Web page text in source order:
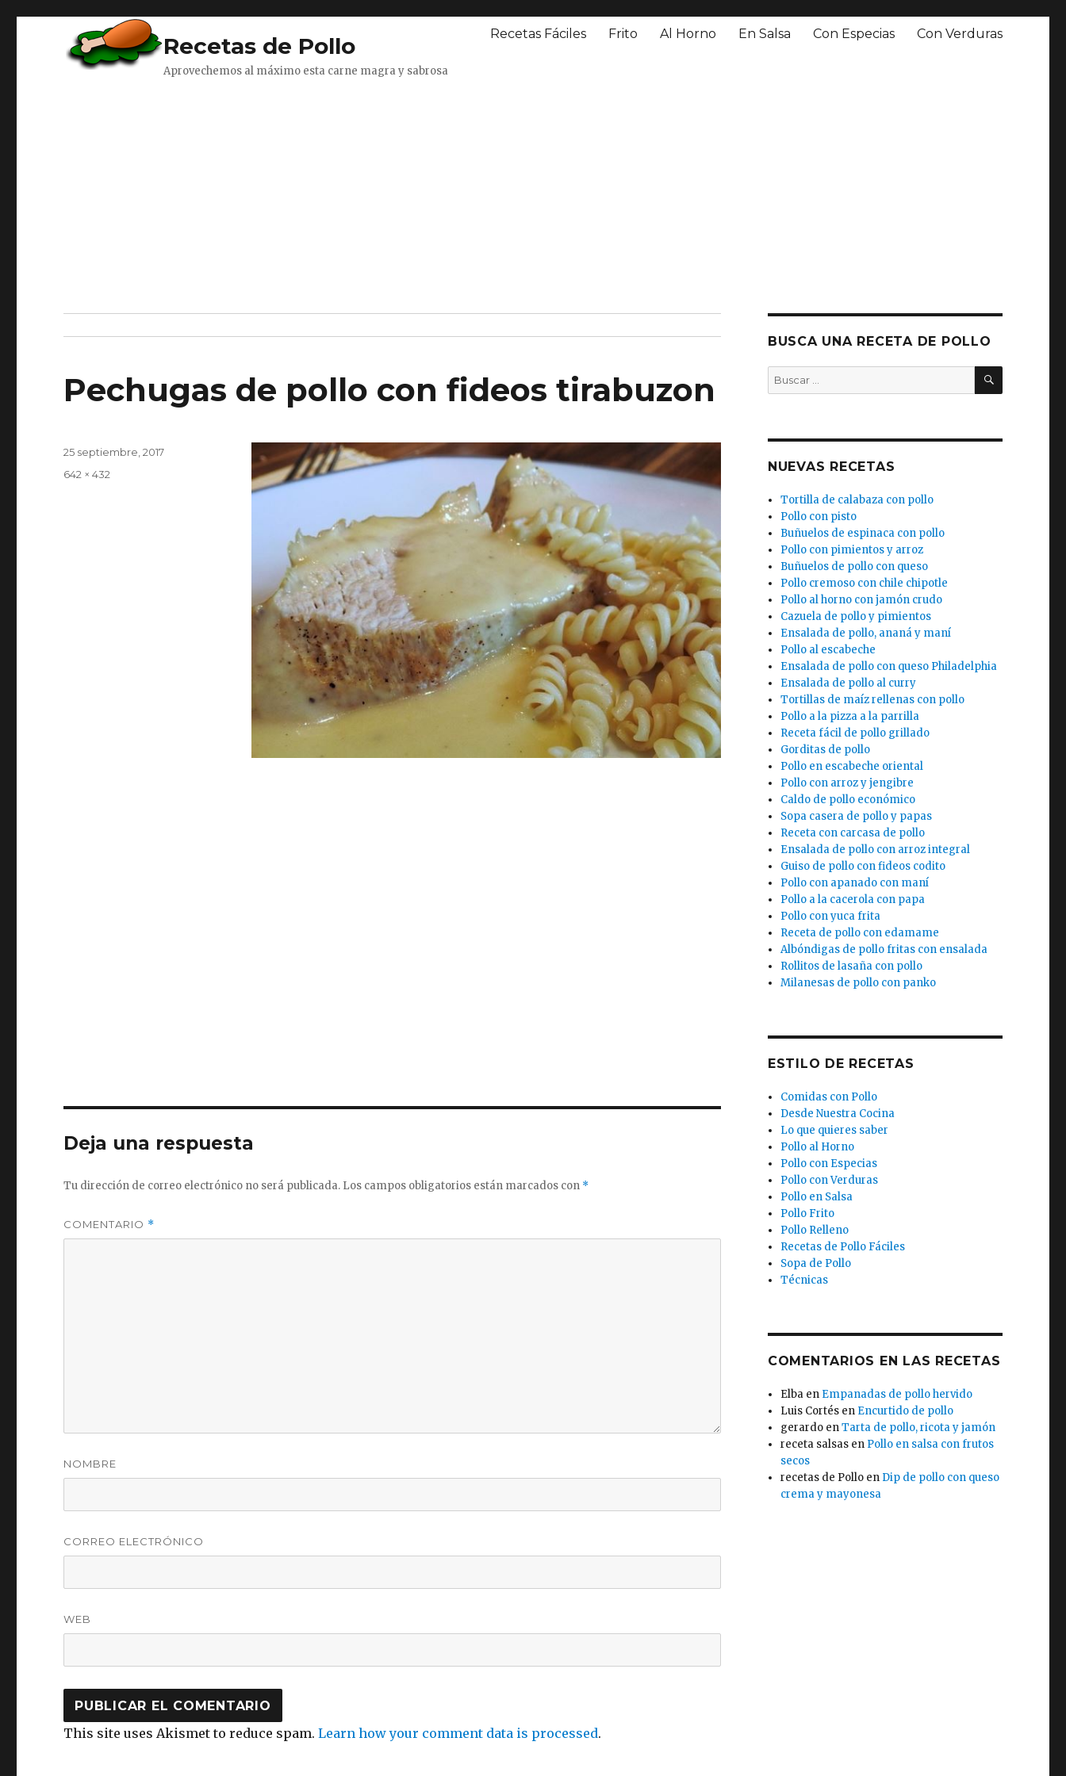
Recetas de Pollo
Aprovechemos al máximo esta carne magra y sabrosa
Recetas Fáciles Frito Al Horno En Salsa Con Especias Con Verduras
Pechugas de pollo con fideos tirabuzon
Publicado
25 septiembre, 2017
Tamaño
642 × 432
Deja una respuesta
Tu dirección de correo electrónico no será publicada. Los campos obligatorios están marcados con *
COMENTARIO *
NOMBRE
CORREO ELECTRÓNICO
WEB
This site uses Akismet to reduce spam.Learn how your comment data is processed.
BUSCA UNA RECETA DE POLLO
Buscar
por:
BUSCAR
NUEVAS RECETAS
Tortilla de calabaza con pollo
Pollo con pisto
Buñuelos de espinaca con pollo
Pollo con pimientos y arroz
Buñuelos de pollo con queso
Pollo cremoso con chile chipotle
Pollo al horno con jamón crudo
Cazuela de pollo y pimientos
Ensalada de pollo, ananá y maní
Pollo al escabeche
Ensalada de pollo con queso Philadelphia
Ensalada de pollo al curry
Tortillas de maíz rellenas con pollo
Pollo a la pizza a la parrilla
Receta fácil de pollo grillado
Gorditas de pollo
Pollo en escabeche oriental
Pollo con arroz y jengibre
Caldo de pollo económico
Sopa casera de pollo y papas
Receta con carcasa de pollo
Ensalada de pollo con arroz integral
Guiso de pollo con fideos codito
Pollo con apanado con maní
Pollo a la cacerola con papa
Pollo con yuca frita
Receta de pollo con edamame
Albóndigas de pollo fritas con ensalada
Rollitos de lasaña con pollo
Milanesas de pollo con panko
ESTILO DE RECETAS
Comidas con Pollo
Desde Nuestra Cocina
Lo que quieres saber
Pollo al Horno
Pollo con Especias
Pollo con Verduras
Pollo en Salsa
Pollo Frito
Pollo Relleno
Recetas de Pollo Fáciles
Sopa de Pollo
Técnicas
COMENTARIOS EN LAS RECETAS
Elba en Empanadas de pollo hervido
Luis Cortés en Encurtido de pollo
gerardo enTarta de pollo, ricota y jamón
receta salsas en Pollo en salsa con frutos
secos
recetas de Pollo en Dip de pollo con queso
crema y mayonesa